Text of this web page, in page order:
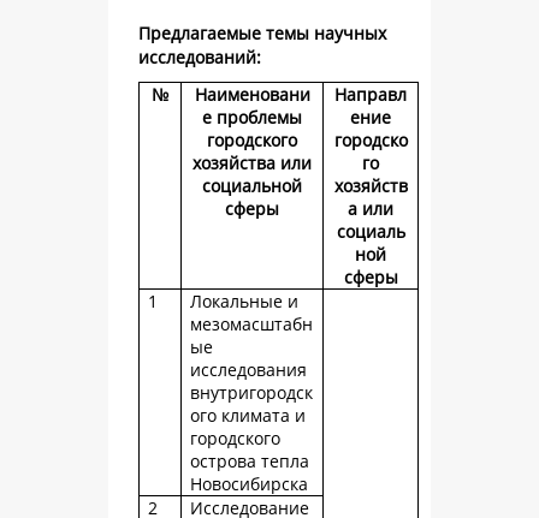
Предлагаемые темы научных
исследований:
№
Наименовани
е проблемы
городского
хозяйства или
социальной
сферы
Направл
ение
городско
го
хозяйств
а или
социаль
ной
сферы
1
Локальные и
мезомасштабн
ые
исследования
внутригородск
ого климата и
городского
острова тепла
Новосибирска
2
Исследование